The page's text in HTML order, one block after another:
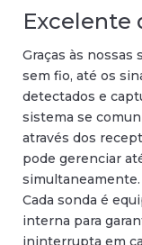
Excelente
Graças às nossas
sem fio, até os
detectados e
sistema se
através dos
pode gerenciar
simultaneamente.
Cada sonda é
interna para
ininterrupta em